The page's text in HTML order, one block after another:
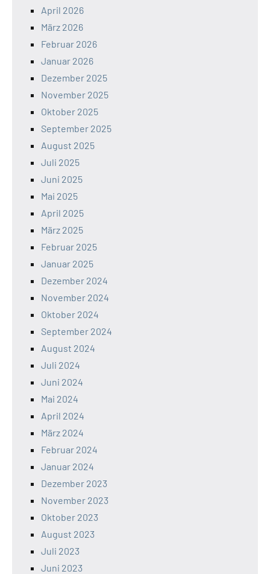
April 2026
März 2026
Februar 2026
Januar 2026
Dezember 2025
November 2025
Oktober 2025
September 2025
August 2025
Juli 2025
Juni 2025
Mai 2025
April 2025
März 2025
Februar 2025
Januar 2025
Dezember 2024
November 2024
Oktober 2024
September 2024
August 2024
Juli 2024
Juni 2024
Mai 2024
April 2024
März 2024
Februar 2024
Januar 2024
Dezember 2023
November 2023
Oktober 2023
August 2023
Juli 2023
Juni 2023